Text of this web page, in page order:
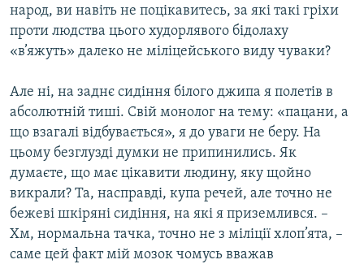
народ, ви навіть не поцікавитесь, за які такі гріхи
проти людства цього худорлявого бідолаху
«в’яжуть» далеко не міліцейського виду чуваки?
Але ні, на заднє сидіння білого джипа я полетів в
абсолютній тиші. Свій монолог на тему: «пацани, а
що взагалі відбувається», я до уваги не беру. На
цьому безглузді думки не припинились. Як
думаєте, що має цікавити людину, яку щойно
викрали? Та, насправді, купа речей, але точно не
бежеві шкіряні сидіння, на які я приземлився. –
Хм, нормальна тачка, точно не з міліції хлоп’ята, –
саме цей факт мій мозок чомусь вважав